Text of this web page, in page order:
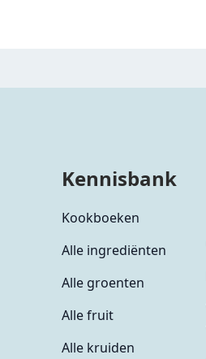
Kennisbank
Kookboeken
Alle ingrediënten
Alle groenten
Alle fruit
Alle kruiden